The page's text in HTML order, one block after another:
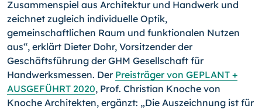
Zusammenspiel aus Architektur und Handwerk und
zeichnet zugleich individuelle Optik,
gemeinschaftlichen Raum und funktionalen Nutzen
aus“, erklärt Dieter Dohr, Vorsitzender der
Geschäftsführung der GHM Gesellschaft für
Handwerksmessen. Der Preisträger von GEPLANT +
AUSGEFÜHRT 2020, Prof. Christian Knoche von
Knoche Architekten, ergänzt: „Die Auszeichnung ist für